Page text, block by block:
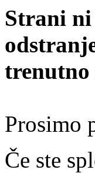
Strani
trenutno
Prosimo
Če ste